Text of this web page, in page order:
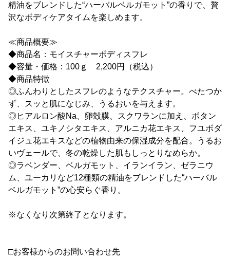
精油をブレンドした“ハーバルベルガモット”の香りで、贅
沢なボディケアタイムを楽しめます。
≪商品概要≫
◆商品名：モイスチャーボディスフレ
◆容量・価格：100ｇ 2,200円（税込）
◆商品特徴
◎ふんわりとしたスフレのようなテクスチャー。べたつか
ず、スッと肌になじみ、うるおいを与えます。
◎ヒアルロン酸Na、卵殻膜、スクワランに加え、ボタン
エキス、ユキノシタエキス、アルニカ花エキス、フユボダ
イジュ花エキスなどの植物由来の保湿成分を配合。うるお
いヴェールで、冬の乾燥した肌もしっとりなめらか。
◎ラベンダー、ベルガモット、イランイラン、ゼラニウ
ム、ユーカリなど12種類の精油をブレンドした“ハーバル
ベルガモット”の心安らぐ香り。
※なくなり次第終了となります。
□お客様からのお問い合わせ先